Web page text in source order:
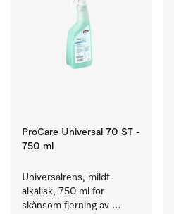
ProCare Universal 70 ST -
750 ml
Universalrens, mildt
alkalisk, 750 ml for
skånsom fjerning av